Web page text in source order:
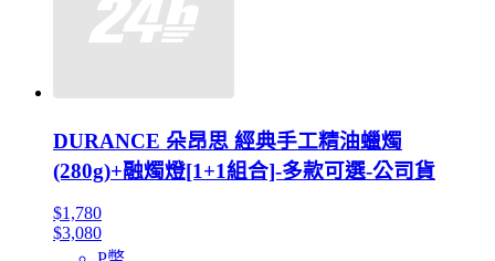
DURANCE 朵昂思 經典手工精油蠟燭
(280g)+融燭燈[1+1組合]-多款可選-公司貨
$1,780
$3,080